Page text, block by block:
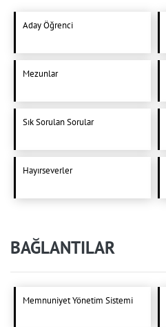
Aday Öğrenci
Mezunlar
Sık Sorulan Sorular
Hayırseverler
BAĞLANTILAR
Memnuniyet Yönetim Sistemi